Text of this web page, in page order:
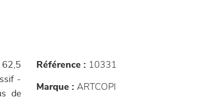
62,5
-
de
Référence : 10331
Marque : ARTCOPI